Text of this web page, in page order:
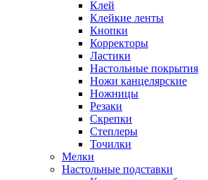
Клей
Клейкие ленты
Кнопки
Корректоры
Ластики
Настольные покрытия
Ножи канцелярские
Ножницы
Резаки
Скрепки
Степлеры
Точилки
Мелки
Настольные подставки